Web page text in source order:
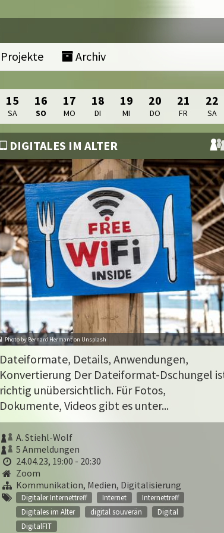
Projekte Archiv
15
SA
16
SO
17
MO
18
DI
19
MI
20
DO
21
FR
22
SA
DIGITALES IM ALTER
Photo by Bernard Hermant on Unsplash
Dateiformate, Details, Anwendungen,
Konvertierung Der Dateiformat-Dschungel
richtig unübersichtlich. Für Fotos,
Dokumente, Videos gibt es unter...
A. Stiehl-Wolf
5 Anmeldungen
24.04.23, 19:00 - 20:30
Zoom
Kommunikation, Medien, Digitalisierung
Digitaler Internettreff Internet
Internettreff
Digitales im Alter
digital souverän
Digital
DigitalFIT